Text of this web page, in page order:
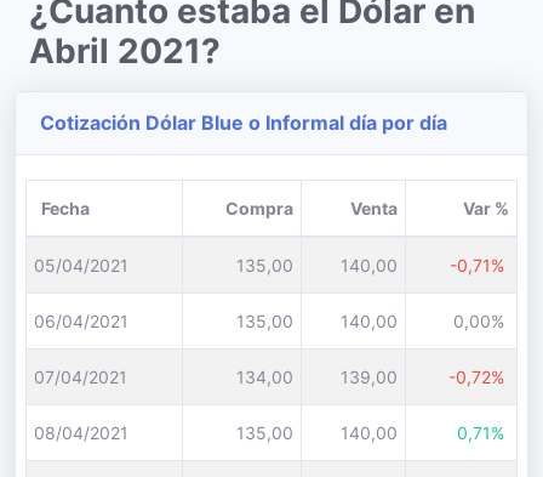
¿Cuanto estaba el Dólar en
Abril 2021?
Cotización Dólar Blue o Informal día por día
Fecha Compra Venta Var %
05/04/2021 135,00 140,00 -0,71%
06/04/2021 135,00 140,00 0,00%
07/04/2021 134,00 139,00 -0,72%
08/04/2021 135,00 140,00 0,71%